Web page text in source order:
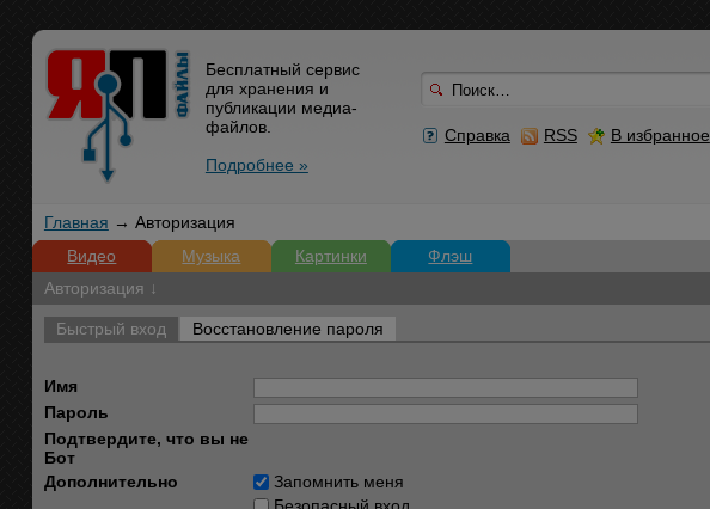
Справка RSS В избранное
Бесплатный сервис
для хранения и
публикации медиа-
файлов.
Подробнее »
Главная → Авторизация
Видео
Музыка Картинки
Флэш
Авторизация ↓
Быстрый вход Восстановление пароля
Имя
Пароль
Подтвердите, что вы не
Бот
Дополнительно
Запомнить меня
Безопасный вход